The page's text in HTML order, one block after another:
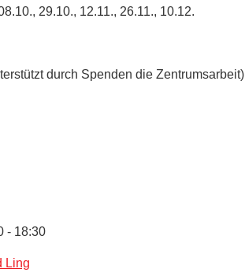
29.10., 12.11., 26.11., 10.12.
durch Spenden die Zentrumsarbeit)
- 18:30
Ling